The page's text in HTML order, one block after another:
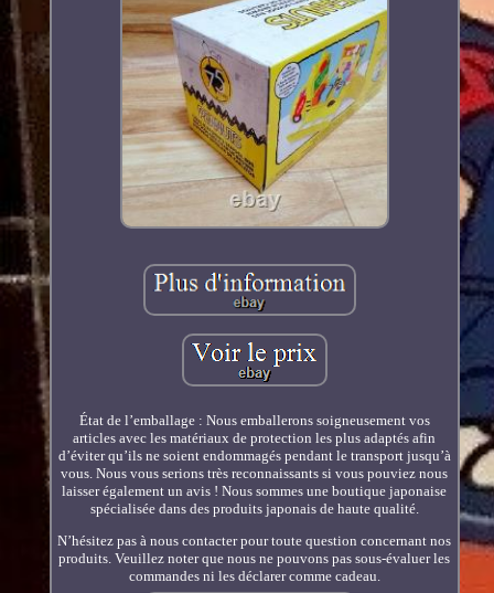
État de l’emballage : Nous emballerons soigneusement vos
articles avec les matériaux de protection les plus adaptés afin
d’éviter qu’ils ne soient endommagés pendant le transport jusqu’à
vous. Nous vous serions très reconnaissants si vous pouviez nous
laisser également un avis ! Nous sommes une boutique japonaise
spécialisée dans des produits japonais de haute qualité.
N’hésitez pas à nous contacter pour toute question concernant nos
produits. Veuillez noter que nous ne pouvons pas sous-évaluer les
commandes ni les déclarer comme cadeau.